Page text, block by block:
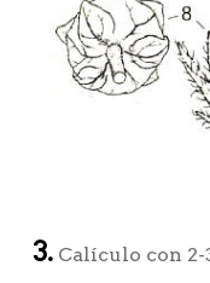
3.Calículo con 2-